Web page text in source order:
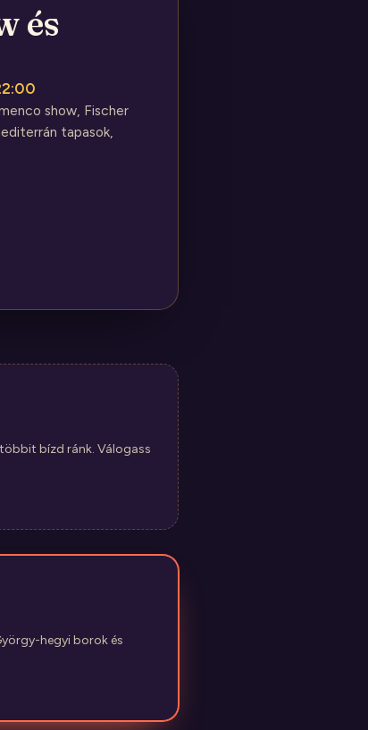
és
show, Fischer
tapasok,
bízd ránk. Válogass
hegyi borok és